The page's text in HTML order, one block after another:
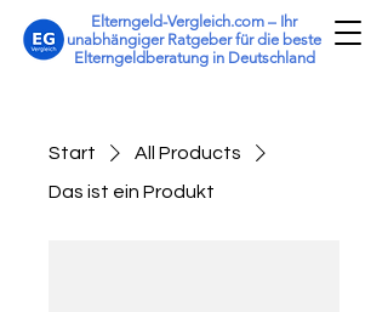
Elterngeld-Vergleich.com – Ihr
unabhängiger Ratgeber für die beste
Elterngeldberatung in Deutschland
Start
All Products
Das ist ein Produkt